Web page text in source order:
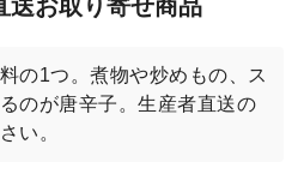
送お取り寄せ商品
の1つ。煮物や炒めもの、ス
のが唐辛子。生産者直送の
い。